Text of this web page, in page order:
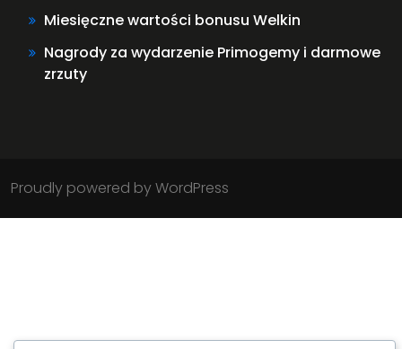
Miesięczne wartości bonusu Welkin
Nagrody za wydarzenie Primogemy i darmowe
zrzuty
Proudly powered by WordPress